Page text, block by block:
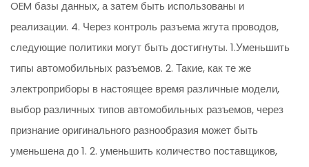
OEM базы данных, а затем быть использованы и
реализации. 4. Через контроль разъема жгута проводов,
следующие политики могут быть достигнуты. 1.Уменьшить
типы автомобильных разъемов. 2. Такие, как те же
электроприборы в настоящее время различные модели,
выбор различных типов автомобильных разъемов, через
признание оригинального разнообразия может быть
уменьшена до 1. 2. уменьшить количество поставщиков,